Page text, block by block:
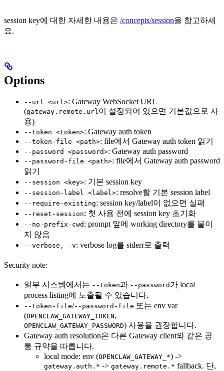
session key에 대한 자세한 내용은 /concepts/session을 참고하세
요.
Options
--url <url>: Gateway WebSocket URL
(gateway.remote.url이 설정되어 있으면 기본값으로 사
용)
--token <token>: Gateway auth token
--token-file <path>: file에서 Gateway auth token 읽기
--password <password>: Gateway auth password
--password-file <path>: file에서 Gateway auth password
읽기
--session <key>: 기본 session key
--session-label <label>: resolve할 기본 session label
--require-existing: session key/label이 없으면 실패
--reset-session: 첫 사용 전에 session key 초기화
--no-prefix-cwd : prompt 앞에 working directory를 붙이
지 않음
--verbose, -v: verbose log를 stderr로 출력
Security note:
일부 시스템에서는 --token과 --password 가 local
process listing에 노출될 수 있습니다.
--token-file/--password-file 또는 env var
(OPENCLAW_GATEWAY_TOKEN,
OPENCLAW_GATEWAY_PASSWORD) 사용을 권장합니다.
Gateway auth resolution은 다른 Gateway client와 같은 공
통 규약을 따릅니다.
local mode: env (OPENCLAW_GATEWAY_*) ->
gateway.auth.* -> gateway.remote.* fallback. 단,